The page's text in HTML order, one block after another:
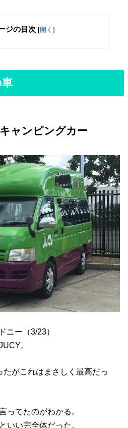
ジの目次 [開く ]
ャンピングカー
ニー（3/23）
。
がこれはまさしく最高だっ
ってたのがわかる。
いい完全体だった。